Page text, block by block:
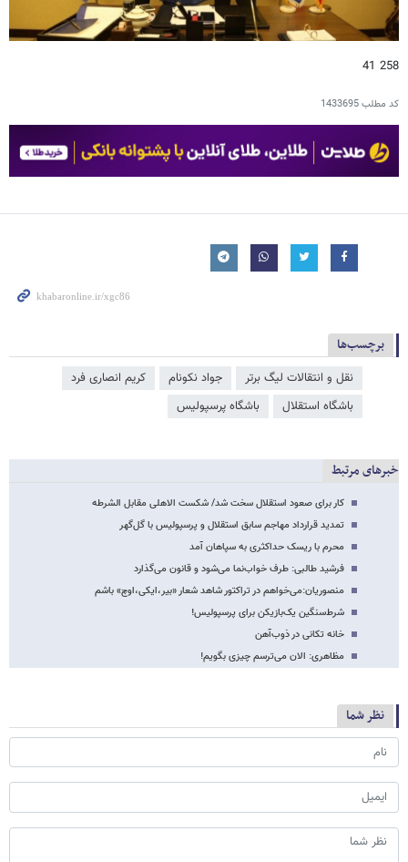
258 41
کد مطلب1433695
برچسب‌ها
نقل و انتقالات لیگ برتر جواد نکونام
کریم انصاری فرد
باشگاه استقلال
باشگاه پرسپولیس
خبرهای مرتبط
کار برای صعود استقلال سخت شد/ شکست الاهلی مقابل الشرطه
تمدید قرارداد مهاجم سابق استقلال و پرسپولیس با گل‌گهر
محرم با ریسک حداکثری به سپاهان آمد
فرشید طالبی: طرف خواب‌نما می‌شود و قانون می‌گذارد
منصوریان:می‌خواهم در تراکتور شاهد شعار «بیر،ایکی،اوچ» باشم
شرط‌سنگین یک‌بازیکن برای پرسپولیس!
خانه تکانی در ذوب‌آهن
مظاهری: الان می‌ترسم چیزی بگویم!
نظر شما